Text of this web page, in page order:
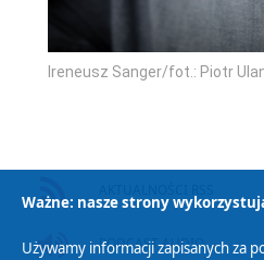
Ireneusz Sanger/fot.: Piotr
PODCAST AUDIO
Ważne: nasze strony
Używamy informacji zapisanych za